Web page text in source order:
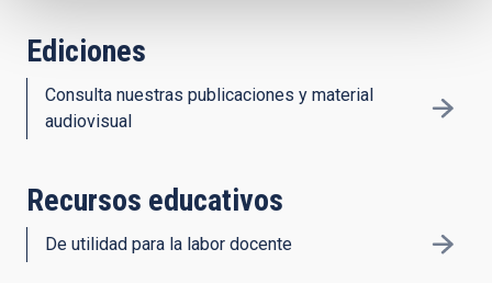
Ediciones
Consulta nuestras publicaciones y material
audiovisual
Recursos educativos
De utilidad para la labor docente